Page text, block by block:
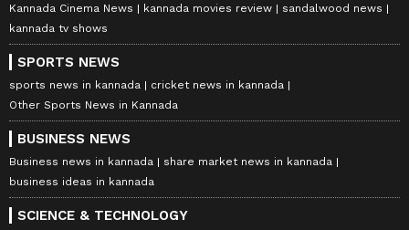
Kannada Cinema News kannada movies review
sandalwood news
kannada tv shows
SPORTS NEWS
sports news in kannada
cricket news in kannada
Other Sports News in Kannada
BUSINESS NEWS
Business news in kannada
share market news in kannada
business ideas in kannada
SCIENCE & TECHNOLOGY